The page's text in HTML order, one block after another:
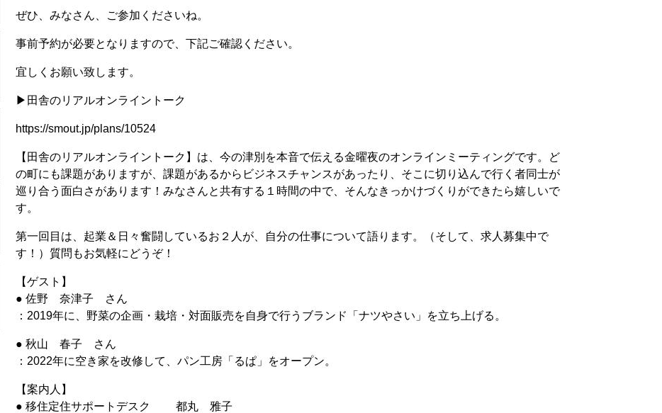
ぜひ、みなさん、ご参加くださいね。
事前予約が必要となりますので、下記ご確認ください。
宜しくお願い致します。
▶田舎のリアルオンライントーク
https://smout.jp/plans/10524
【田舎のリアルオンライントーク】は、今の津別を本音で伝える金曜夜のオンラインミーティングです。ど
の町にも課題がありますが、課題があるからビジネスチャンスがあったり、そこに切り込んで行く者同士が
巡り合う面白さがあります！みなさんと共有する１時間の中で、そんなきっかけづくりができたら嬉しいで
す。
第一回目は、起業＆日々奮闘しているお２人が、自分の仕事について語ります。（そして、求人募集中で
す！）質問もお気軽にどうぞ！
【ゲスト】
● 佐野 奈津子 さん
：2019年に、野菜の企画・栽培・対面販売を自身で行うブランド「ナツやさい」を立ち上げる。
● 秋山 春子 さん
：2022年に空き家を改修して、パン工房「るぱ」をオープン。
【案内人】
● 移住定住サポートデスク 都丸 雅子